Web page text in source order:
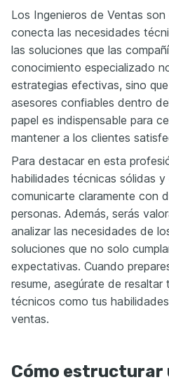
Disfruto explorando nuevas
culturas y aprendiendo de diversas
experiencias internacionales.
Los Ingenieros de Ventas
conecta las necesidades
las soluciones que las
conocimiento especializado
estrategias efectivas, sino
asesores confiables dentro
papel es indispensable para
mantener a los clientes
Para destacar en esta
habilidades técnicas sólidas
comunicarte claramente con
personas. Además, serás
analizar las necesidades de
soluciones que no solo
expectativas. Cuando
resume, asegúrate de
técnicos como tus
ventas.
Cómo estructurar